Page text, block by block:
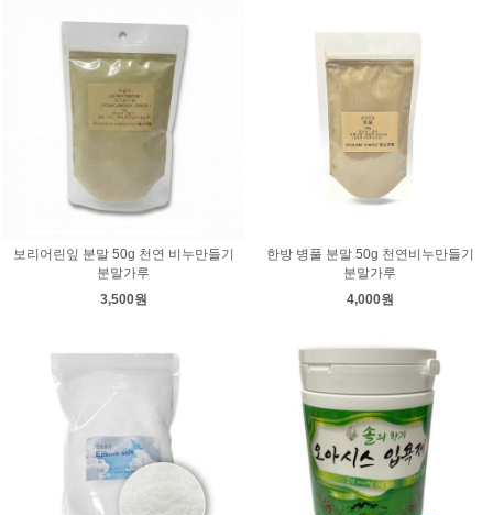
보리어린잎 분말 50g 천연 비누만들기
분말가루
3,500원
한방 병풀 분말 50g 천연비누만들기
분말가루
4,000원